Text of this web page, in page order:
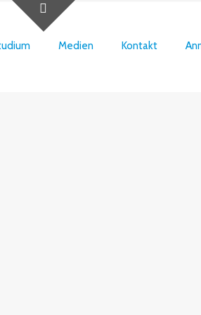
Medien Kontakt